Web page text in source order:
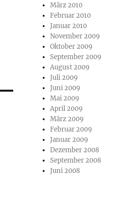
März 2010
Februar 2010
Januar 2010
November 2009
Oktober 2009
September 2009
August 2009
Juli 2009
Juni 2009
Mai 2009
April 2009
März 2009
Februar 2009
Januar 2009
Dezember 2008
September 2008
Juni 2008